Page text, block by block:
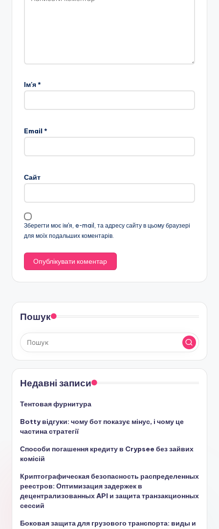
Ім'я*
Email *
Сайт
Зберегти моє ім'я, e-mail, та адресу сайту в цьому браузері
для моїх подальших коментарів.
Пошук
Недавні записи
Тентовая фурнитура
Botty відгуки: чому бот показує мінус, і чому це
частина стратегії
Способи погашення кредиту в Crypsee без зайвих
комісій
Криптографическая безопасность распределенных
реестров: Оптимизация задержек в
децентрализованных API и защита транзакционных
сессий
Боковая защита для грузового транспорта: виды и